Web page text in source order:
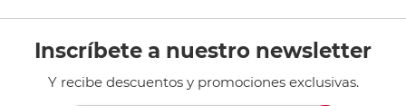
Inscríbete a nuestro newsletter
Y recibe descuentos y promociones exclusivas.